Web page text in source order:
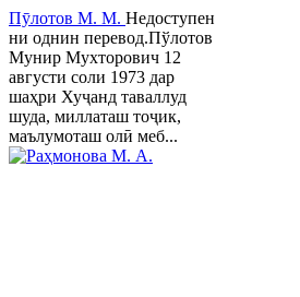
Пӯлотов М. М. Недоступен
ни однин перевод.Пўлотов
Мунир Мухторович 12
августи соли 1973 дар
шаҳри Хуҷанд таваллуд
шуда, миллаташ тоҷик,
маълумоташ олӣ меб...